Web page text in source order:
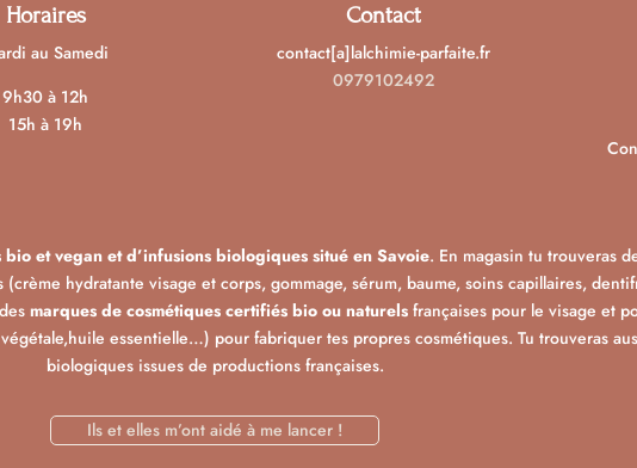
Horaires
au Samedi
9h30 à 12h
15h à 19h
Contact
contact[a]lalchimie-parfaite.fr
0979102492
et vegan et d’infusions biologiques situé en Savoie. En magasin tu trouveras
hydratante visage et corps, gommage, sérum, baume, soins capillaires,
marques de cosmétiques certifiés bio ou naturelsfrançaises pour le visage et
essentielle…) pour fabriquer tes propres cosmétiques. Tu trouveras
biologiques issues de productions françaises.
Ils et elles m’ont aidé à me lancer !